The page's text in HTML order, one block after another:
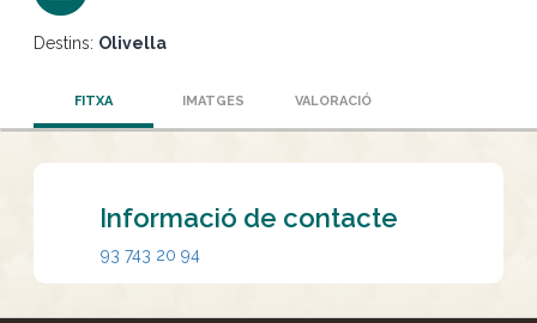
Destins: Olivella
FITXA IMATGES VALORACIÓ
Informació de contacte
93 743 20 94